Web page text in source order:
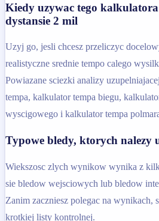
Kiedy uzywac tego
dystansie 2 mil
Uzyj go, jesli chcesz przeliczyc
realistyczne srednie tempo calego
Powiazane sciezki analizy
tempa, kalkulator tempa biegu,
wyscigowego i kalkulator tempa
Typowe bledy, ktorych nalezy
Wiekszosc zlych wynikow wynika z
sie bledow wejsciowych lub bledow
Zanim zaczniesz polegac na wynikach,
krotkiej listy kontrolnej.